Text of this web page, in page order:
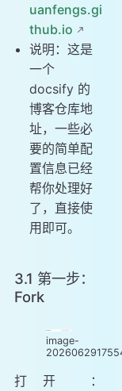
uanfengs.gi
thub.io
说明：这是
一个
docsify 的
博客仓库地
址，一些必
要的简单配
置信息已经
帮你处理好
了，直接使
用即可。
3.1 第一步：
Fork
image-
打开 ：